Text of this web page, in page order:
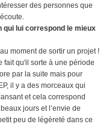
des personnes que
qui lui correspond le mieux
moment de sortir un projet !
fait qu'il sorte à une période
par la suite mais pour
il y a des morceaux qui
et cela correspond
jours et l’envie de
peu de légèreté dans ce